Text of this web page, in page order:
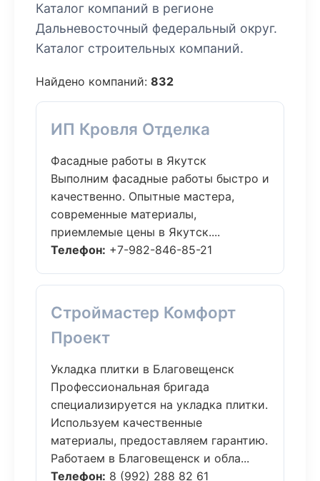
Каталог компаний в регионе
Дальневосточный федеральный округ.
Каталог строительных компаний.
Найдено компаний: 832
ИП Кровля Отделка
Фасадные работы в Якутск
Выполним фасадные работы быстро и
качественно. Опытные мастера,
современные материалы,
приемлемые цены в Якутск....
Телефон: +7-982-846-85-21
Строймастер Комфорт
Проект
Укладка плитки в Благовещенск
Профессиональная бригада
специализируется на укладка плитки.
Используем качественные
материалы, предоставляем гарантию.
Работаем в Благовещенск и обла...
Телефон: 8 (992) 288 82 61